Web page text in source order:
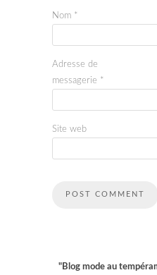
Nom *
Adresse de
messagerie *
Site web
"Blog mode au